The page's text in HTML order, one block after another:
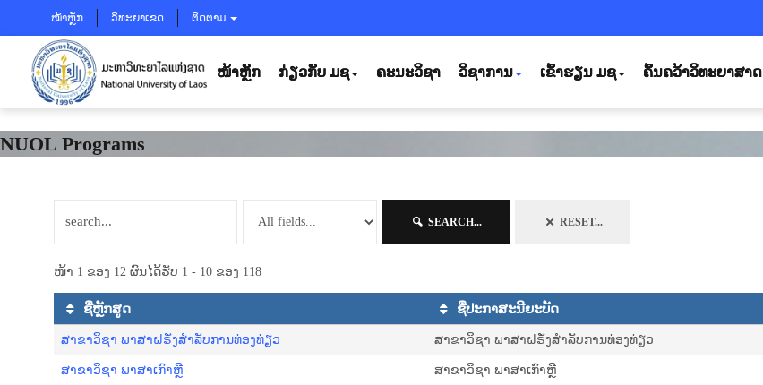
ໝ້າຫຼັກ ວິທະຍາເຂດ ຕິດຕາມ
ໜ້າຫຼັກ ກ່ຽວກັບ ມຊ ຄະນະວິຊາ ວິຊາການ ເຂົ້າຮຽນ ມຊ ຄົ້ນຄວ້າວິທະຍາສາດ
NUOL Programs
SEARCH... RESET...
ໜ້າ 1 ຂອງ 12 ຜົນໄດ້ຮັບ 1 - 10 ຂອງ 118
ຊື່ຫຼັກສູດ ຊື່ປະກາສະນີຍະບັດ
ສາຂາວິຊາ ພາສາຝຣັ່ງສໍາລັບການທ່ອງທ່ຽວ ສາຂາວິຊາ ພາສາຝຣັ່ງສໍາລັບການທ່ອງທ່ຽວ
ສາຂາວິຊາ ພາສາເກົາຫຼີ ສາຂາວິຊາ ພາສາເກົາຫຼີ